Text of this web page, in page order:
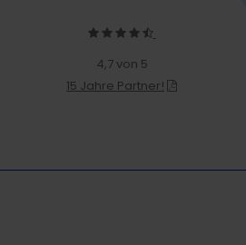
4,7 von 5
15 Jahre Partner!